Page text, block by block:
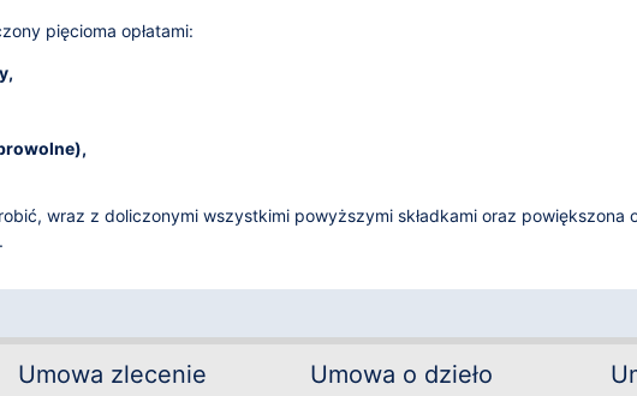
pięcioma opłatami:
wraz z doliczonymi wszystkimi powyższymi składkami oraz powiększona
Umowa zlecenie Umowa o dzieło